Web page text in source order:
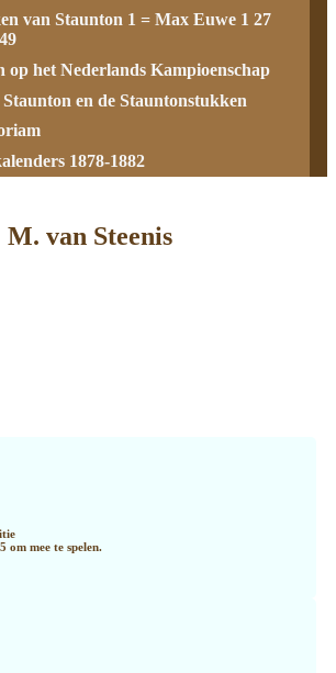
van Staunton 1 = Max Euwe 1 27
op het Nederlands Kampioenschap
en de Stauntonstukken
1878-1882
M. van Steenis
om mee te spelen.